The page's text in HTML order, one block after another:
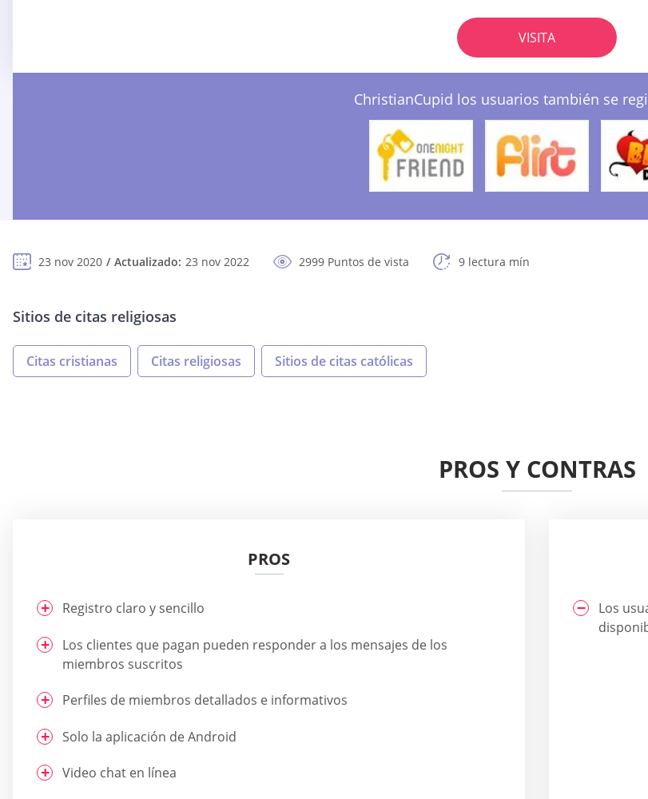
VISITA
ChristianCupid los usuarios también se
23 nov 2020 Actualizado: 23 nov 2022 2999 Puntos de vista 9 lectura mín
Sitios de citas religiosas
Citas cristianas Citas religiosas Sitios de citas católicas
PROS Y CONTRAS
PROS
Registro claro y sencillo
Los clientes que pagan pueden responder a los mensajes de los
miembros suscritos
Perfiles de miembros detallados e informativos
Solo la aplicación de Android
Video chat en línea
Los